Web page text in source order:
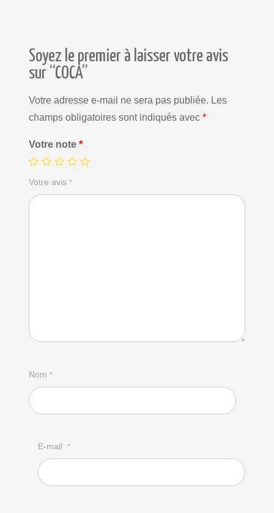
Soyez le premier à laisser votre avis
sur “COCA”
Votre adresse e-mail ne sera pas publiée. Les
champs obligatoires sont indiqués avec *
Votre note *
Votre avis *
Nom *
E-mail *